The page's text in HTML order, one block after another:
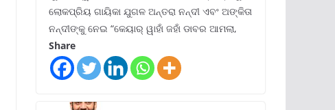
ଲୋକପ୍ରିୟ ଗାୟିକା ଯୁଗଳ ଅନ୍ତରା ନନ୍ଦୀ ଏବଂ ଅଙ୍କିତା
ନନ୍ଦୀଙ୍କୁ ନେଇ “କେୟାର୍ ୱାହାଁ ଜହାଁ ଡାବର ଆମଲା,
Share